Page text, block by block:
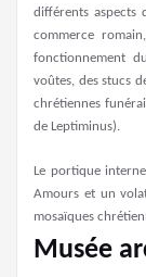
différents aspects
commerce
fonctionnement
voûtes, des stucs
chrétiennes
de Leptiminus).
Le portique
Amours et un
mosaïques
Musée